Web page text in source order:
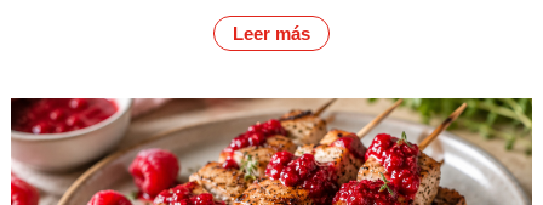
Leer más